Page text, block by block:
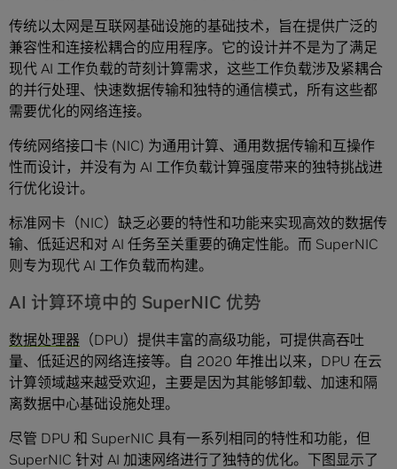
传统以太网是互联网基础设施的基础技术，旨在提供广泛的
兼容性和连接松耦合的应用程序。它的设计并不是为了满足
现代 AI 工作负载的苛刻计算需求，这些工作负载涉及紧耦合
的并行处理、快速数据传输和独特的通信模式，所有这些都
需要优化的网络连接。
传统网络接口卡 (NIC) 为通用计算、通用数据传输和互操作
性而设计，并没有为 AI 工作负载计算强度带来的独特挑战进
行优化设计。
标准网卡（NIC）缺乏必要的特性和功能来实现高效的数据传
输、低延迟和对 AI 任务至关重要的确定性能。而 SuperNIC
则专为现代 AI 工作负载而构建。
AI 计算环境中的 SuperNIC 优势
数据处理器 （DPU）提供丰富的高级功能，可提供高吞吐
量、低延迟的网络连接等。自 2020 年推出以来，DPU 在云
计算领域越来越受欢迎，主要是因为其能够卸载、加速和隔
离数据中心基础设施处理。
尽管 DPU 和 SuperNIC 具有一系列相同的特性和功能，但
SuperNIC 针对 AI 加速网络进行了独特的优化。下图显示了